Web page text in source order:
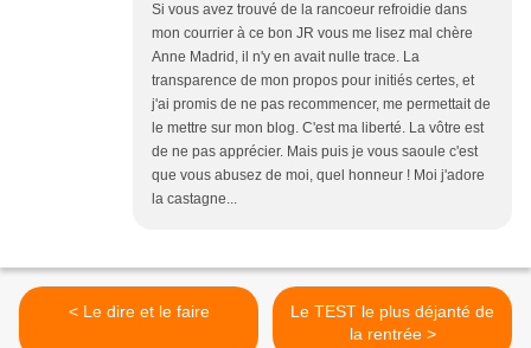
Si vous avez trouvé de la rancoeur refroidie dans
mon courrier à ce bon JR vous me lisez mal chère
Anne Madrid, il n'y en avait nulle trace. La
transparence de mon propos pour initiés certes, et
j'ai promis de ne pas recommencer, me permettait de
le mettre sur mon blog. C'est ma liberté. La vôtre est
de ne pas apprécier. Mais puis je vous saoule c'est
que vous abusez de moi, quel honneur ! Moi j'adore
la castagne...
< Le dire et le faire
Le TEST le plus déjanté de
la rentrée >